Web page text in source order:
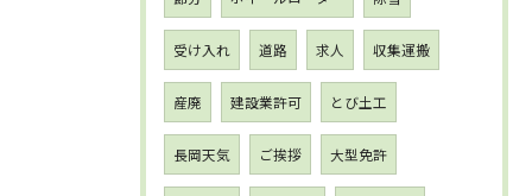
受け入れ 道路 求人 収集運搬
産廃 建設業許可 とび土工
長岡天気 ご挨拶 大型免許